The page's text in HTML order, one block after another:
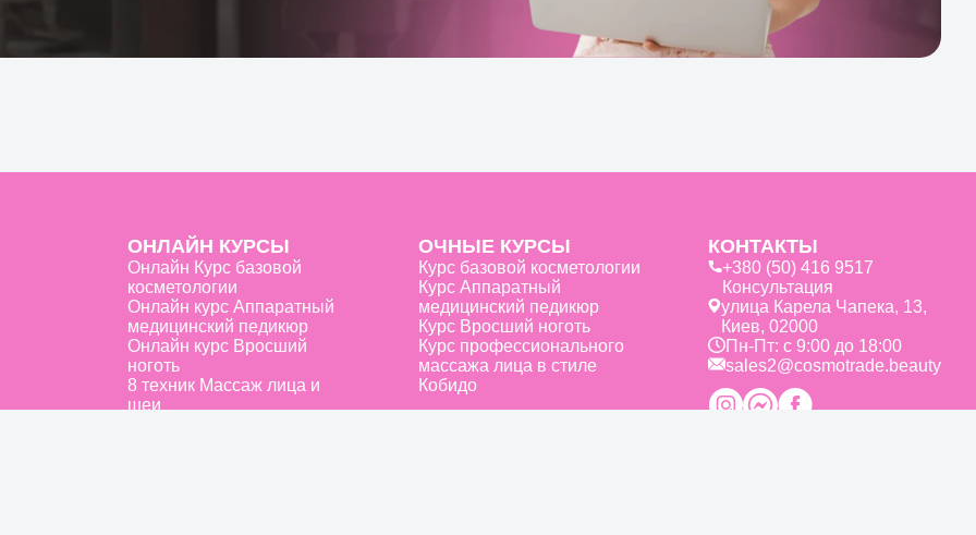
КОНТАКТЫ
+380 (50) 416 9517
Консультация
улица Карела Чапека, 13,
Киев, 02000
Пн-Пт: с 9:00 до 18:00
sales2@cosmotrade.beauty
ОНЛАЙН КУРСЫ
Онлайн Курс базовой
косметологии
Онлайн курс Аппаратный
медицинский педикюр
Онлайн курс Вросший
ноготь
8 техник Массаж лица и
шеи
ОЧНЫЕ КУРСЫ
Курс базовой косметологии
Курс Аппаратный
медицинский педикюр
Курс Вросший ноготь
Курс профессионального
массажа лица в стиле
Кобидо